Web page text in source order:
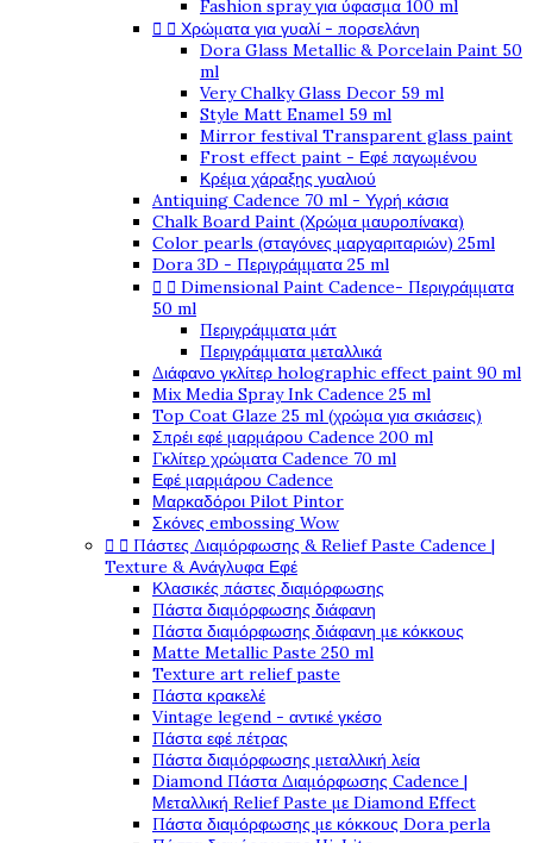
Fashion spray για ύφασμα 100 ml
  Χρώματα για γυαλί - πορσελάνη
Dora Glass Metallic & Porcelain Paint 50
ml
Very Chalky Glass Decor 59 ml
Style Matt Enamel 59 ml
Mirror festival Transparent glass paint
Frost effect paint - Εφέ παγωμένου
Κρέμα χάραξης γυαλιού
Antiquing Cadence 70 ml - Υγρή κάσια
Chalk Board Paint (Χρώμα μαυροπίνακα)
Color pearls (σταγόνες μαργαριταριών) 25ml
Dora 3D - Περιγράμματα 25 ml
  Dimensional Paint Cadence- Περιγράμματα
50 ml
Περιγράμματα μάτ
Περιγράμματα μεταλλικά
Διάφανο γκλίτερ holographic effect paint 90 ml
Mix Media Spray Ink Cadence 25 ml
Top Coat Glaze 25 ml (χρώμα για σκιάσεις)
Σπρέι εφέ μαρμάρου Cadence 200 ml
Γκλίτερ χρώματα Cadence 70 ml
Εφέ μαρμάρου Cadence
Μαρκαδόροι Pilot Pintor
Σκόνες embossing Wow
  Πάστες Διαμόρφωσης & Relief Paste Cadence |
Texture & Ανάγλυφα Εφέ
Κλασικές πάστες διαμόρφωσης
Πάστα διαμόρφωσης διάφανη
Πάστα διαμόρφωσης διάφανη με κόκκους
Matte Metallic Paste 250 ml
Texture art relief paste
Πάστα κρακελέ
Vintage legend - αντικέ γκέσο
Πάστα εφέ πέτρας
Πάστα διαμόρφωσης μεταλλική λεία
Diamond Πάστα Διαμόρφωσης Cadence |
Μεταλλική Relief Paste με Diamond Effect
Πάστα διαμόρφωσης με κόκκους Dora perla